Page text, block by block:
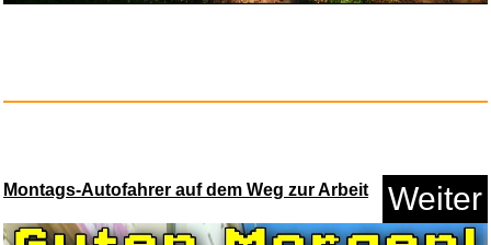
Montags-Autofahrer auf dem Weg zur Arbeit Weiter